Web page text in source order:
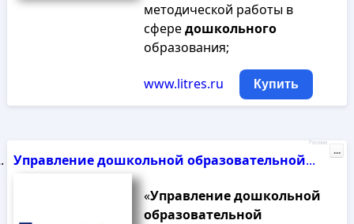
методической работы в
сфередошкольного
образования;
www.litres.ru Купить
Управлениедошкольной образовательной...
«Управлениедошкольной
образовательной
Реклама
...